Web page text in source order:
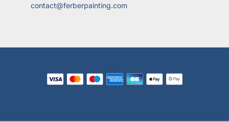
contact@ferberpainting.com